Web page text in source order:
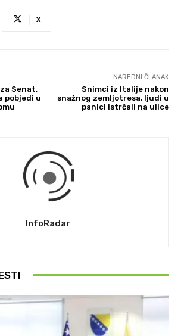
X
Senat,
pobjedi u
NAREDNI ČLANAK
Snimci iz Italije nakon
snažnog zemljotresa, ljudi u
panici istrčali na ulice
InfoRadar